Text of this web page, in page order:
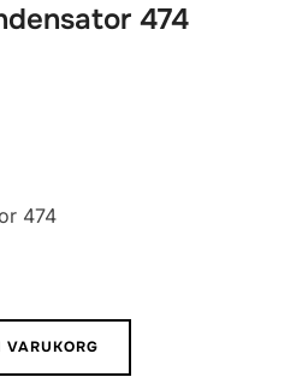
474
474